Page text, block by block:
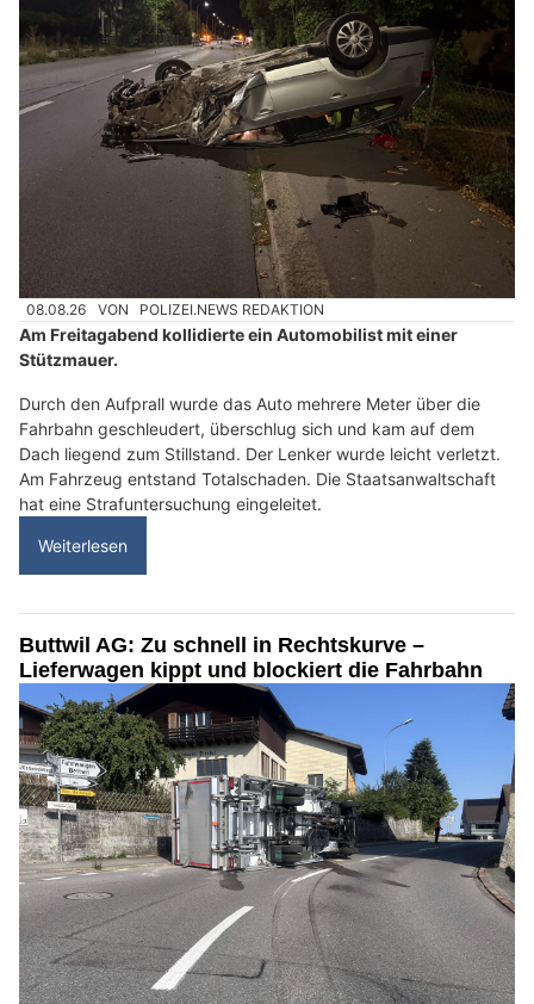
08.08.26 VON POLIZEI.NEWS REDAKTION
Am Freitagabend kollidierte ein Automobilist mit einer
Stützmauer.
Durch den Aufprall wurde das Auto mehrere Meter über die
Fahrbahn geschleudert, überschlug sich und kam auf dem
Dach liegend zum Stillstand. Der Lenker wurde leicht verletzt.
Am Fahrzeug entstand Totalschaden. Die Staatsanwaltschaft
hat eine Strafuntersuchung eingeleitet.
Weiterlesen
Buttwil AG: Zu schnell in Rechtskurve –
Lieferwagen kippt und blockiert die Fahrbahn